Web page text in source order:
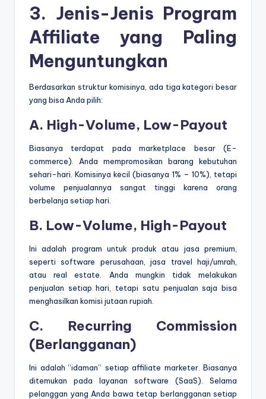
3. Jenis-Jenis Program
Affiliate yang Paling
Menguntungkan
Berdasarkan struktur komisinya, ada tiga kategori besar
yang bisa Anda pilih:
A. High-Volume, Low-Payout
Biasanya terdapat pada marketplace besar (E-
commerce). Anda mempromosikan barang kebutuhan
sehari-hari. Komisinya kecil (biasanya 1% – 10%), tetapi
volume penjualannya sangat tinggi karena orang
berbelanja setiap hari.
B. Low-Volume, High-Payout
Ini adalah program untuk produk atau jasa premium,
seperti software perusahaan, jasa travel haji/umrah,
atau real estate. Anda mungkin tidak melakukan
penjualan setiap hari, tetapi satu penjualan saja bisa
menghasilkan komisi jutaan rupiah.
C. Recurring Commission
(Berlangganan)
Ini adalah “idaman” setiap affiliate marketer. Biasanya
ditemukan pada layanan software (SaaS). Selama
pelanggan yang Anda bawa tetap berlangganan setiap